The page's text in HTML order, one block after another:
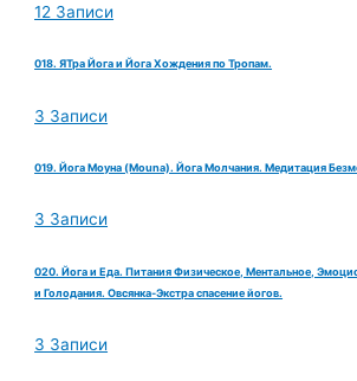
12 Записи
018. ЯТра Йога и Йога Хождения по Тропам.
3 Записи
019. Йога Моуна (Mouna). Йога Молчания. Медитация
3 Записи
020. Йога и Еда. Питания Физическое, Ментальное,
и Голодания. Овсянка-Экстра спасение йогов.
3 Записи